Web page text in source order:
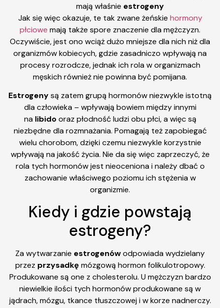
mają właśnie estrogeny
Jak się więc okazuje, te tak zwane żeńskie hormony
płciowe mają także spore znaczenie dla mężczyzn.
Oczywiście, jest ono wciąż dużo mniejsze dla nich niż dla
organizmów kobiecych, gdzie zasadniczo wpływają na
procesy rozrodcze, jednak ich rola w organizmach
męskich również nie powinna być pomijana.
Estrogenysą zatem grupą hormonów niezwykle istotną
dla człowieka – wpływają bowiem między innymi
na libidooraz płodność ludzi obu płci, a więc są
niezbędne dla rozmnażania. Pomagają też zapobiegać
wielu chorobom, dzięki czemu niezwykle korzystnie
wpływają na jakość życia. Nie da się więc zaprzeczyć, że
rola tych hormonów jest nieoceniona i należy dbać o
zachowanie właściwego poziomu ich stężenia w
organizmie.
Kiedy i gdzie powstają
estrogeny?
Za wytwarzanie estrogenówodpowiada wydzielany
przez przysadkę mózgową hormon folikulotropowy.
Produkowane są one z cholesterolu. U mężczyzn bardzo
niewielkie ilości tych hormonów produkowane są w
jądrach, mózgu, tkance tłuszczowej i w korze nadnerczy.